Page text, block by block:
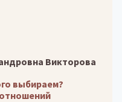
Викторова
выбираем?